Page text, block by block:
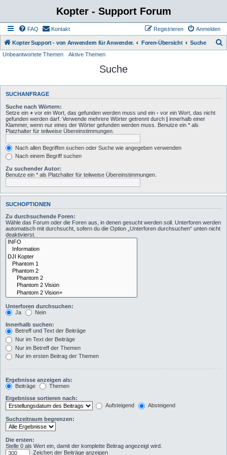
Kopter - Support Forum
FAQ Kontakt Anmelden
Registrieren
Kopter Support - von Anwendern für Anwender. Foren-Übersicht Suche
Unbeantwortete Themen Aktive Themen
Suche
SUCHANFRAGE
Suche nach Wörtern:
Setze ein + vor ein Wort, das gefunden werden muss und ein - vor ein Wort, das nicht
gefunden werden darf. Verwende mehrere Wörter getrennt durch | innerhalb einer
Klammer, wenn nur eines der Wörter gefunden werden muss. Benutze ein * als
Platzhalter für teilweise Übereinstimmungen.
Nach allen Begriffen suchen oder Suche wie angegeben verwenden
Nach einem Begriff suchen
Zu suchender Autor:
Benutze ein * als Platzhalter für teilweise Übereinstimmungen.
SUCHOPTIONEN
Zu durchsuchende Foren:
Wähle das Forum oder die Foren aus, in denen gesucht werden soll. Unterforen werden
automatisch mit durchsucht, sofern du die Option „Unterforen durchsuchen“ unten nicht
deaktivierst.
Unterforen durchsuchen:
Ja
Nein
Innerhalb suchen:
Betreff und Text der Beiträge
Nur im Text der Beiträge
Nur im Betreff der Themen
Nur im ersten Beitrag der Themen
Ergebnisse anzeigen als:
Beiträge
Themen
Ergebnisse sortieren nach:
Aufsteigend
Absteigend
Suchzeitraum begrenzen:
Die ersten:
Stelle 0 als Wert ein, damit der komplette Beitrag angezeigt wird.
Zeichen der Beiträge anzeigen